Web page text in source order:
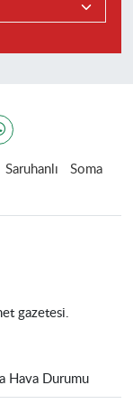
Saruhanlı
Soma
gazetesi.
Hava Durumu